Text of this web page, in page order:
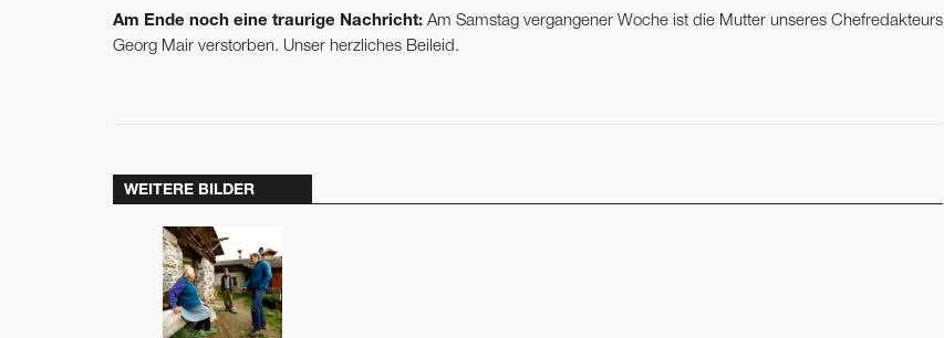
Am Ende noch eine traurige Nachricht: Am Samstag vergangener Woche ist die Mutter unseres Chefredakteurs
Georg Mair verstorben. Unser herzliches Beileid.
WEITERE BILDER